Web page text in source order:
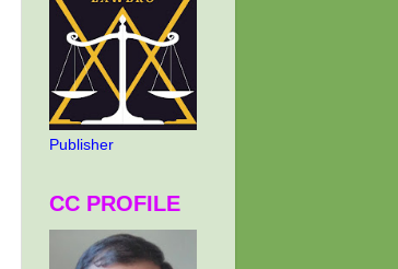
Publisher
CC PROFILE